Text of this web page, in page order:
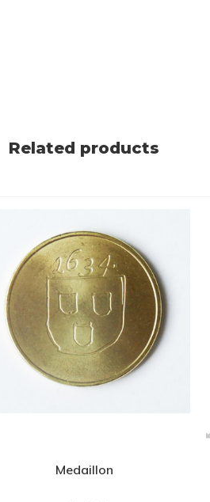
Related products
Medaillon